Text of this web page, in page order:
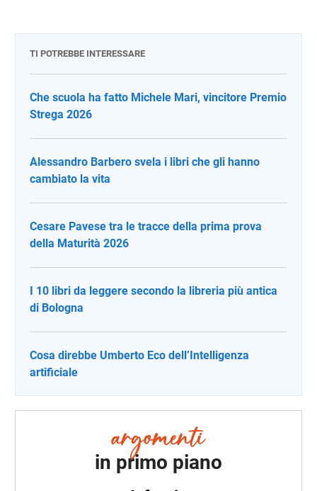
TI POTREBBE INTERESSARE
Che scuola ha fatto Michele Mari, vincitore Premio
Strega 2026
Alessandro Barbero svela i libri che gli hanno
cambiato la vita
Cesare Pavese tra le tracce della prima prova
della Maturità 2026
I 10 libri da leggere secondo la libreria più antica
di Bologna
Cosa direbbe Umberto Eco dell’Intelligenza
artificiale
in primo piano